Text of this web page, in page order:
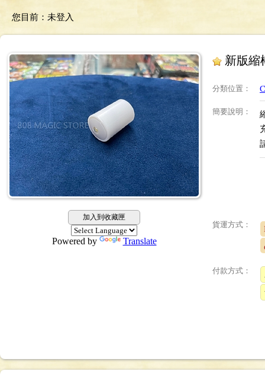
您目前： 未登入
加入到收藏匣
Powered by Translate
新版縮
分類位置 ：
簡要說明 ：
貨運方式：
付款方式：